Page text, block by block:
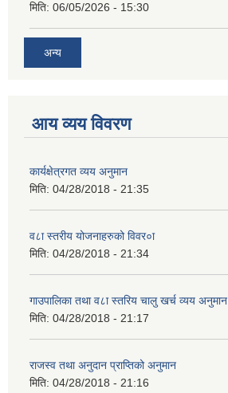
मिति: 06/05/2026 - 15:30
अन्य
आय व्यय विवरण
कार्यक्षेत्रगत व्यय अनुमान
मिति: 04/28/2018 - 21:35
व८ा स्तरीय योजनाहरुको विवर०ा
मिति: 04/28/2018 - 21:34
गाउपालिका तथा व८ा स्तरिय चालु खर्च व्यय अनुमान
मिति: 04/28/2018 - 21:17
राजस्व तथा अनुदान प्राप्तिको अनुमान
मिति: 04/28/2018 - 21:16